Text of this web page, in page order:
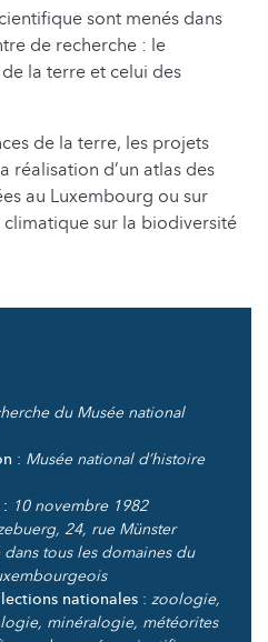
sont menés dans
de recherche : le
la terre et celui des
de la terre, les projets
réalisation d’un atlas des
au Luxembourg ou sur
sur la biodiversité
du Musée national
: Musée national d’histoire
10 novembre 1982
24, rue Münster
dans tous les domaines du
nationales : zoologie,
minéralogie, météorites